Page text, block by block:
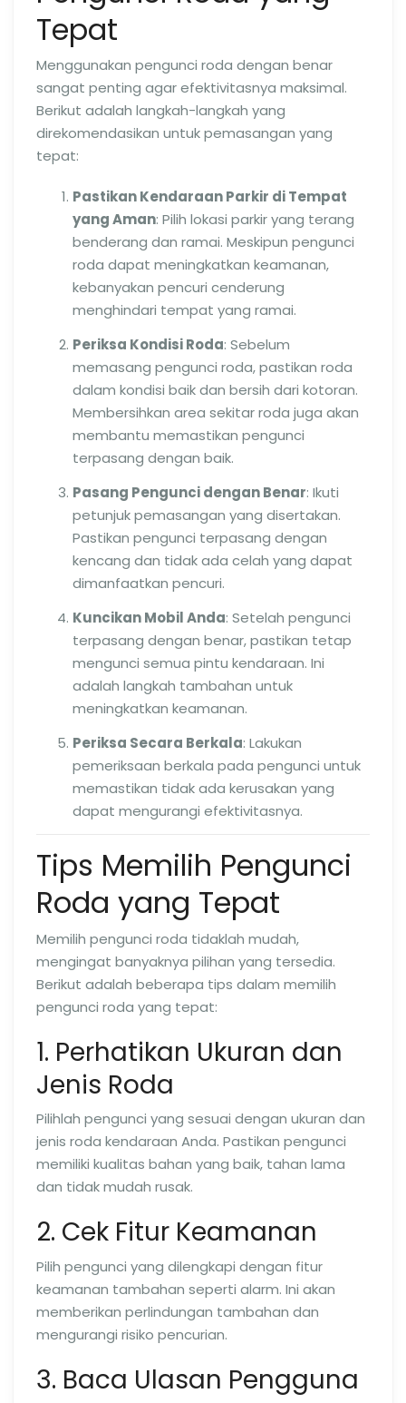
Tepat
Menggunakan pengunci roda dengan benar
sangat penting agar efektivitasnya maksimal.
Berikut adalah langkah-langkah yang
direkomendasikan untuk pemasangan yang
tepat:
Pastikan Kendaraan Parkir di Tempat
yang Aman: Pilih lokasi parkir yang terang
benderang dan ramai. Meskipun pengunci
roda dapat meningkatkan keamanan,
kebanyakan pencuri cenderung
menghindari tempat yang ramai.
Periksa Kondisi Roda: Sebelum
memasang pengunci roda, pastikan roda
dalam kondisi baik dan bersih dari kotoran.
Membersihkan area sekitar roda juga akan
membantu memastikan pengunci
terpasang dengan baik.
Pasang Pengunci dengan Benar: Ikuti
petunjuk pemasangan yang disertakan.
Pastikan pengunci terpasang dengan
kencang dan tidak ada celah yang dapat
dimanfaatkan pencuri.
Kuncikan Mobil Anda: Setelah pengunci
terpasang dengan benar, pastikan tetap
mengunci semua pintu kendaraan. Ini
adalah langkah tambahan untuk
meningkatkan keamanan.
Periksa Secara Berkala: Lakukan
pemeriksaan berkala pada pengunci untuk
memastikan tidak ada kerusakan yang
dapat mengurangi efektivitasnya.
Tips Memilih Pengunci
Roda yang Tepat
Memilih pengunci roda tidaklah mudah,
mengingat banyaknya pilihan yang tersedia.
Berikut adalah beberapa tips dalam memilih
pengunci roda yang tepat:
1. Perhatikan Ukuran dan
Jenis Roda
Pilihlah pengunci yang sesuai dengan ukuran dan
jenis roda kendaraan Anda. Pastikan pengunci
memiliki kualitas bahan yang baik, tahan lama
dan tidak mudah rusak.
2. Cek Fitur Keamanan
Pilih pengunci yang dilengkapi dengan fitur
keamanan tambahan seperti alarm. Ini akan
memberikan perlindungan tambahan dan
mengurangi risiko pencurian.
3. Baca Ulasan Pengguna